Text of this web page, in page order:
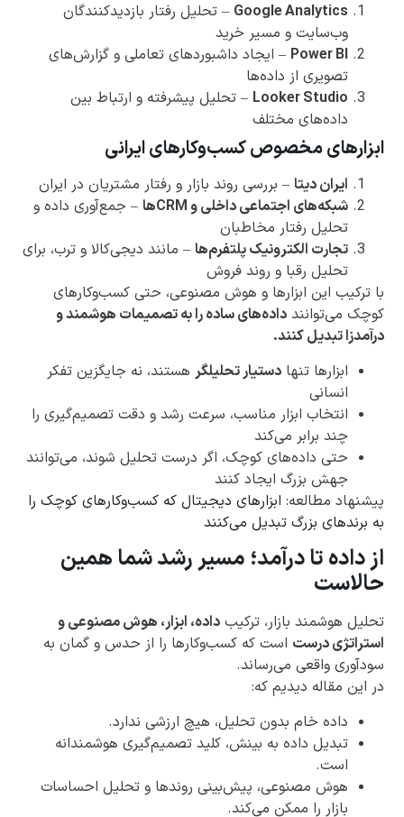
Google Analytics – تحلیل رفتار بازدیدکنندگان
وب‌سایت و مسیر خرید
Power BI – ایجاد داشبوردهای تعاملی و گزارش‌های
تصویری از داده‌ها
Looker Studio – تحلیل پیشرفته و ارتباط بین
داده‌های مختلف
ابزارهای مخصوص کسب‌وکارهای ایرانی
ایران دیتا – بررسی روند بازار و رفتار مشتریان در ایران
شبکه‌های اجتماعی داخلی و CRMها
– جمع‌آوری داده و
تحلیل رفتار مخاطبان
تجارت الکترونیک پلتفرم‌ها – مانند دیجی‌کالا و ترب، برای
تحلیل رقبا و روند فروش
با ترکیب این ابزارها و هوش مصنوعی، حتی کسب‌وکارهای
کوچک می‌توانند داده‌های ساده را به تصمیمات هوشمند و
درآمدزا تبدیل کنند.
ابزارها تنها دستیار تحلیلگر هستند، نه جایگزین تفکر
انسانی
انتخاب ابزار مناسب، سرعت رشد و دقت تصمیم‌گیری را
چند برابر می‌کند
حتی داده‌های کوچک، اگر درست تحلیل شوند، می‌توانند
جهش بزرگ ایجاد کنند
پیشنهاد مطالعه: ابزارهای دیجیتال که کسب‌وکارهای کوچک را
به برندهای بزرگ تبدیل می‌کنند
از داده تا درآمد؛ مسیر رشد شما همین
حالاست
تحلیل هوشمند بازار، ترکیب داده، ابزار، هوش مصنوعی و
استراتژی درست است که کسب‌وکارها را از حدس و گمان به
سودآوری واقعی می‌رساند.
در این مقاله دیدیم که:
داده خام بدون تحلیل، هیچ ارزشی ندارد.
تبدیل داده به بینش، کلید تصمیم‌گیری هوشمندانه
است.
هوش مصنوعی، پیش‌بینی روندها و تحلیل احساسات
بازار را ممکن می‌کند.